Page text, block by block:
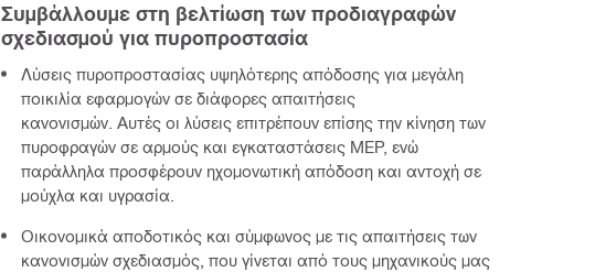
Συμβάλλουμε στη βελτίωση των προδιαγραφών
σχεδιασμού για πυροπροστασία
Λύσεις πυροπροστασίας υψηλότερης απόδοσης για μεγάλη
ποικιλία εφαρμογών σε διάφορες απαιτήσεις
κανονισμών. Αυτές οι λύσεις επιτρέπουν επίσης την κίνηση των
πυροφραγών σε αρμούς και εγκαταστάσεις MEP, ενώ
παράλληλα προσφέρουν ηχομονωτική απόδοση και αντοχή σε
μούχλα και υγρασία.
Οικονομικά αποδοτικός και σύμφωνος με τις απαιτήσεις των
κανονισμών σχεδιασμός, που γίνεται από τους μηχανικούς μας